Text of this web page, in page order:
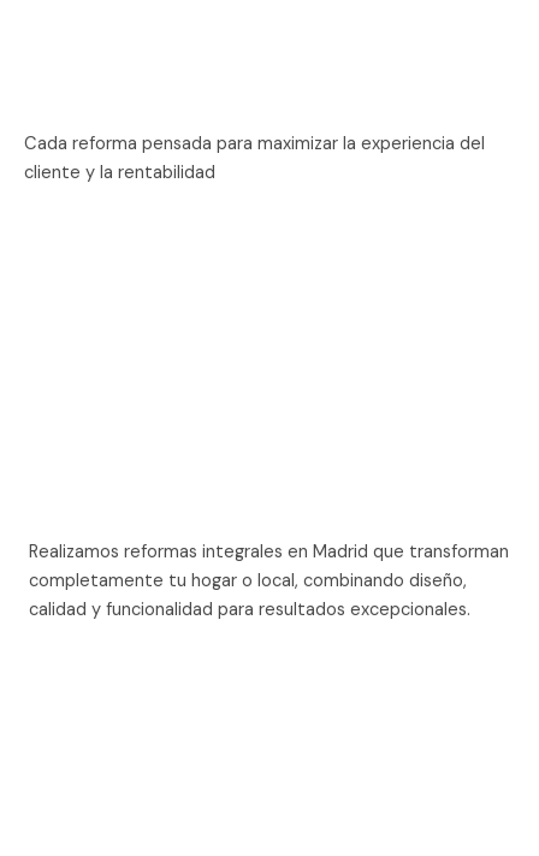
Cada reforma pensada para maximizar la experiencia del
cliente y la rentabilidad
Realizamos reformas integrales en Madrid que transforman
completamente tu hogar o local, combinando diseño,
calidad y funcionalidad para resultados excepcionales.